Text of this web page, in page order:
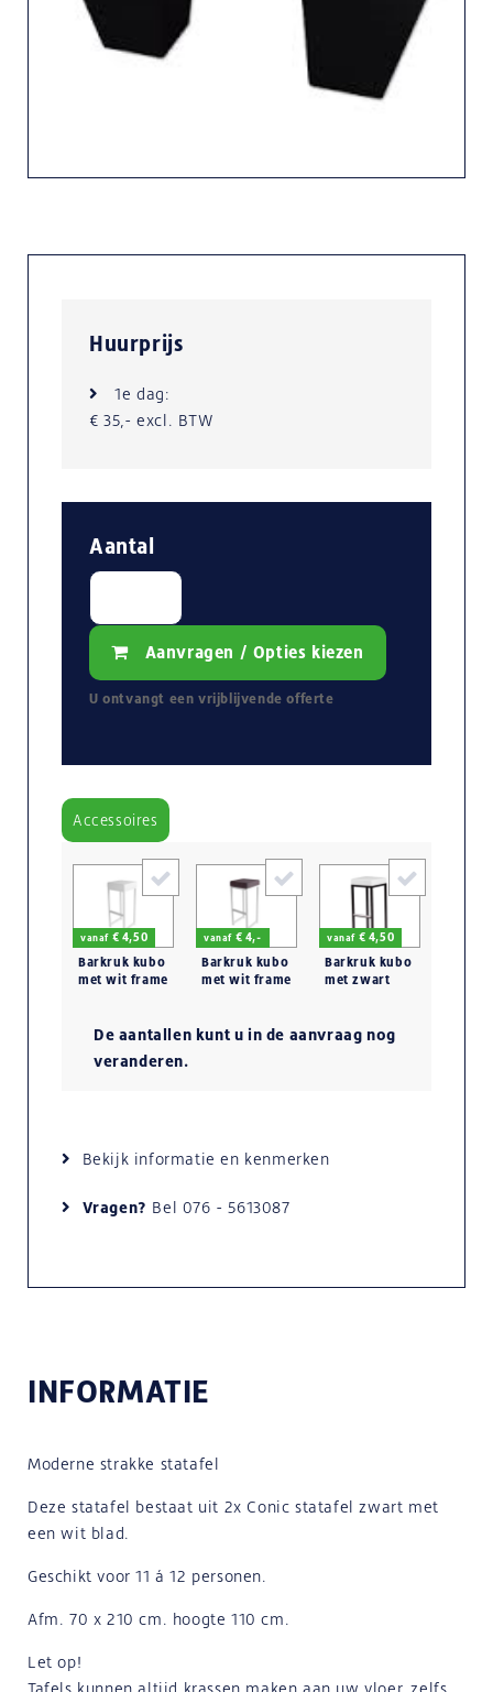
Huurprijs
1e dag:
€ 35,- excl. BTW
Aantal
Aanvragen / Opties kiezen
U ontvangt een vrijblijvende offerte
Accessoires
vanaf € 4,50
Barkruk kubo
met wit frame
zitting
vanaf € 4,-
Barkruk kubo
met wit frame
zitting
vanaf € 4,50
Barkruk kubo
met zwart
zitting
De aantallen kunt u in de aanvraag nog
veranderen.
Bekijk informatie en kenmerken
Vragen? Bel 076 - 5613087
INFORMATIE
Moderne strakke statafel
Deze statafel bestaat uit 2x Conic statafel zwart met
een wit blad.
Geschikt voor 11 á 12 personen.
Afm. 70 x 210 cm. hoogte 110 cm.
Let op!
Tafels kunnen altijd krassen maken aan uw vloer, zelfs